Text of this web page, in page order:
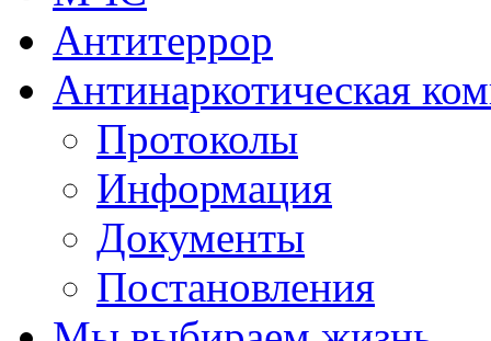
Антитеррор
Антинаркотическая
Протоколы
Информация
Документы
Постановления